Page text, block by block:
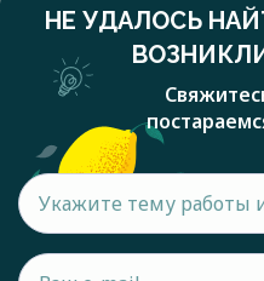
НЕ УДАЛОСЬ